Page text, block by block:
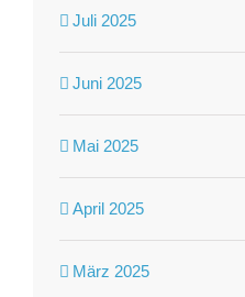
Juli 2025
Juni 2025
Mai 2025
April 2025
März 2025